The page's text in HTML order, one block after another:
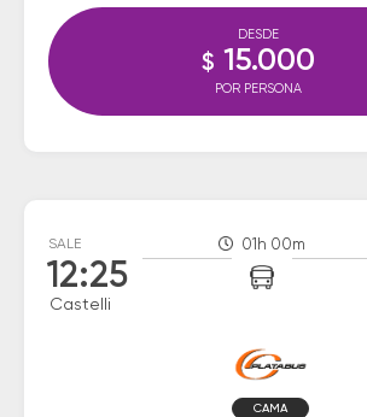
DESDE
$ 15.000
POR PERSONA
SALE
12:25
Castelli
01h 00m
CAMA